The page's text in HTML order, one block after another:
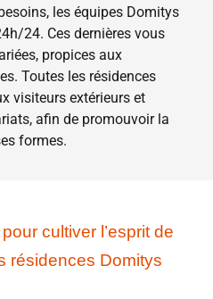
les équipes Domitys
24. Ces dernières vous
propices aux
Toutes les résidences
visiteurs extérieurs et
afin de promouvoir la
formes.
cultiver l’esprit de
résidences Domitys